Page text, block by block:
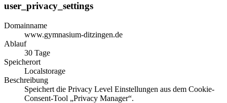
user_privacy_settings
Domainname
www.gymnasium-ditzingen.de
Ablauf
30 Tage
Speicherort
Localstorage
Beschreibung
Speichert die Privacy Level Einstellungen aus dem Cookie-
Consent-Tool „Privacy Manager“.